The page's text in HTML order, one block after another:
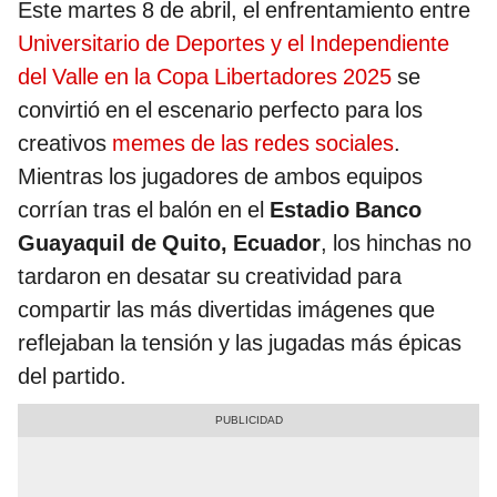
Este martes 8 de abril, el enfrentamiento entre
Universitario de Deportes y el Independiente
del Valle en la Copa Libertadores 2025 se
convirtió en el escenario perfecto para los
creativos memes de las redes sociales.
Mientras los jugadores de ambos equipos
corrían tras el balón en el Estadio Banco
Guayaquil de Quito, Ecuador, los hinchas no
tardaron en desatar su creatividad para
compartir las más divertidas imágenes que
reflejaban la tensión y las jugadas más épicas
del partido.